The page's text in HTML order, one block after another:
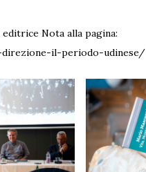
Nota alla pagina:
il-periodo-udinese/